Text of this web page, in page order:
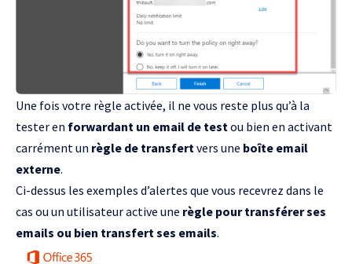
Une fois votre règle activée, il ne vous reste plus qu’à la
tester en forwardant un email de test ou bien en activant
carrément un règle de transfert vers une boîte email
externe.
Ci-dessus les exemples d’alertes que vous recevrez dans le
cas ou un utilisateur active une règle pour transférer ses
emails ou bien transfert ses emails.